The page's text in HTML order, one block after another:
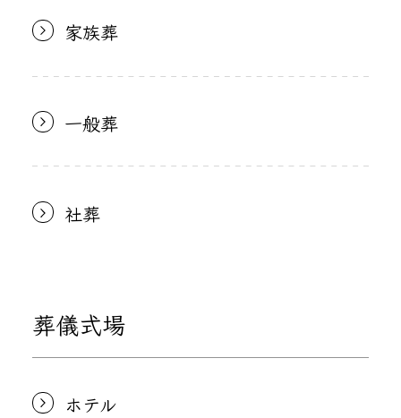
家族葬
一般葬
社葬
葬儀式場
ホテル